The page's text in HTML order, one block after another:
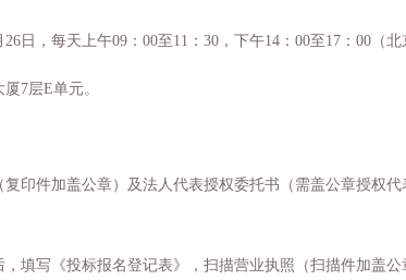
26 日，每天上午09：00至11：30，下午14：00至17：00（
厦 7层E单元。
印件加盖公章）及法人代表授权委托书（需盖公章授权
填写《投标报名登记表》，扫描营业执照（扫描件加盖